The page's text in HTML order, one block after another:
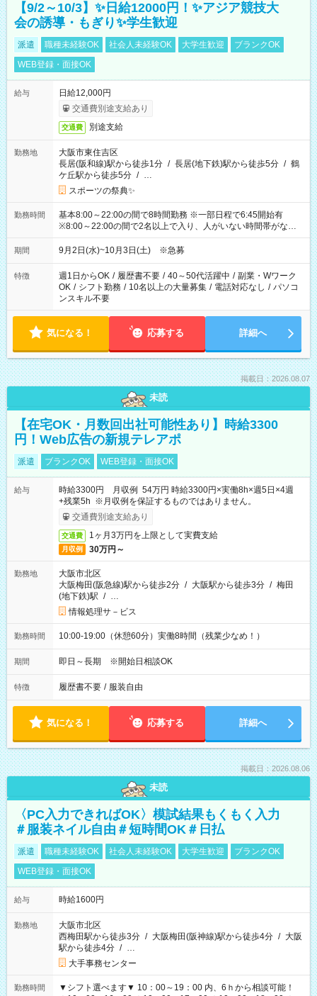
【9/2～10/3】✨日給12000円！✨アジア競技大
会の誘導・もぎり✨学生歓迎
派遣 職種未経験OK 社会人未経験OK 大学生歓迎
ブランクOK
WEB登録・面接OK
給与
日給12,000円
交通費別途支給あり
交通費 別途支給
勤務地
大阪市東住吉区
長居(阪和線)駅から徒歩1分 / 長居(地下鉄)駅から徒歩5分 / 鶴
ケ丘駅から徒歩5分 / …
スポーツの祭典✨
勤務時間
基本8:00～22:00の間で8時間勤務 ※一部日程で6:45開始有
※8:00～22:00の間で2名以上で入り、人がいない時間帯がない
ように相方と時間を分け合うイメージです
期間 9月2日(水)~10月3日(土) ※急募
特徴 週1日からOK / 履歴書不要 / 40～50代活躍中 / 副業・Wワーク
OK / シフト勤務 / 10名以上の大量募集 / 電話対応なし / パソコ
ンスキル不要
気になる！ 応募する 詳細へ
掲載日：2026.08.07
未読
【在宅OK・月数回出社可能性あり】時給3300
円！Web広告の新規テレアポ
派遣 ブランクOK WEB登録・面接OK
給与
時給3300円 月収例 54万円 時給3300円×実働8h×週5日×4週
+残業5h ※月収例を保証するものではありません。
交通費別途支給あり
交通費 1ヶ月3万円を上限として実費支給
月収例 30万円～
勤務地
大阪市北区
大阪梅田(阪急線)駅から徒歩2分 / 大阪駅から徒歩3分 / 梅田
(地下鉄)駅 / …
情報処理サ－ビス
勤務時間 10:00-19:00（休憩60分）実働8時間（残業少なめ！）
期間 即日～長期 ※開始日相談OK
特徴 履歴書不要 / 服装自由
気になる！ 応募する 詳細へ
掲載日：2026.08.06
未読
〈PC入力できればOK〉模試結果もくもく入力
＃服装ネイル自由＃短時間OK＃日払
派遣 職種未経験OK 社会人未経験OK 大学生歓迎
ブランクOK
WEB登録・面接OK
給与 時給1600円
勤務地
大阪市北区
西梅田駅から徒歩3分 / 大阪梅田(阪神線)駅から徒歩4分 / 大阪
駅から徒歩4分 / …
大手事務センター
勤務時間
▼シフト選べます▼ 10：00～19：00 内、6ｈから相談可能！